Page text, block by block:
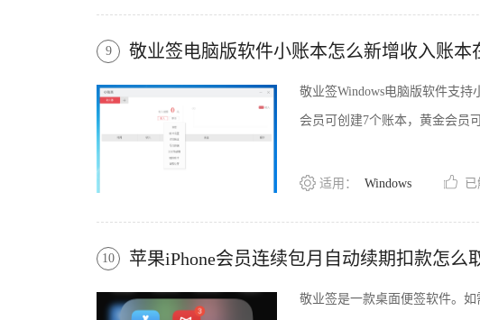
9 敬业签电脑版软件小账本怎么新增收入账本
敬业签Windows电脑版软件支
会员可创建7个账本，黄金会员
适用： Windows
10 苹果iPhone会员连续包月自动续期扣款怎么
敬业签是一款桌面便签软件。